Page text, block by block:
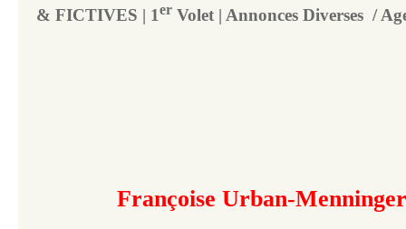
& FICTIVES | 1er Volet | Annonces Diverses /
Françoise Urban-